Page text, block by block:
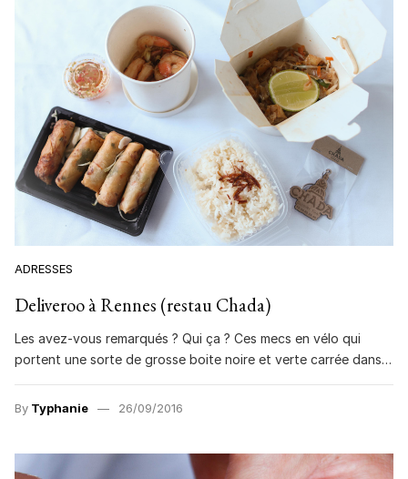
ADRESSES
Deliveroo à Rennes (restau Chada)
Les avez-vous remarqués ? Qui ça ? Ces mecs en vélo qui
portent une sorte de grosse boite noire et verte carrée dans…
By Typhanie 26/09/2016